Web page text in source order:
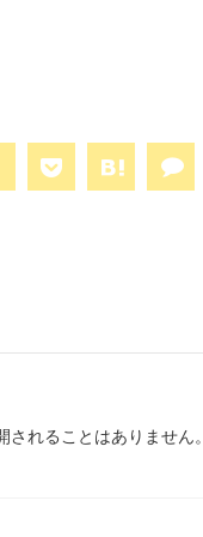
されることはありません。